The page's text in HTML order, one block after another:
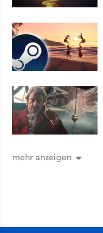
mehr anzeigen